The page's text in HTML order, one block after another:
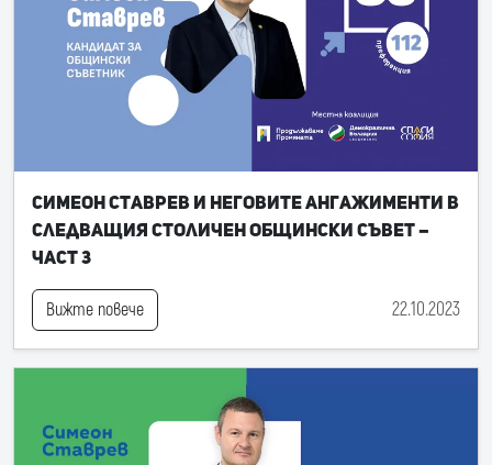
Симеон Ставрев и неговите ангажименти в
следващия Столичен общински съвет –
част 3
Вижте повече 22.10.2023